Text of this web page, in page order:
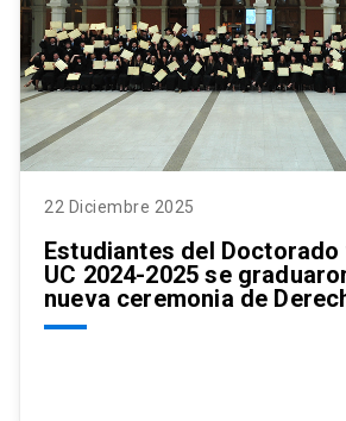
22 Diciembre 2025
Estudiantes del Doctorado
UC 2024-2025 se
nueva ceremonia de